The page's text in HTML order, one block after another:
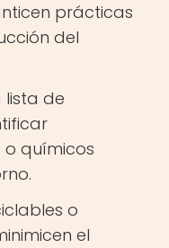
prácticas
del
lista de
químicos
o
el